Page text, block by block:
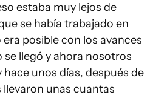
estaba muy lejos de
se había trabajado en
posible con los avances
llegó y ahora nosotros
unos días, después de
unas cuantas